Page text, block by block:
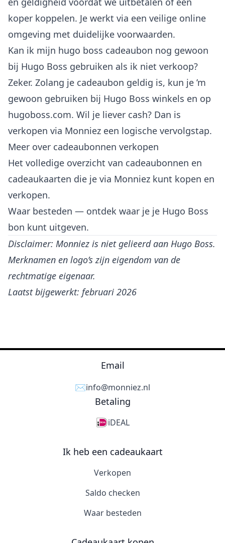
koper koppelen. Je werkt via een veilige online
omgeving met duidelijke voorwaarden.
Kan ik mijn hugo boss cadeaubon nog gewoon
bij Hugo Boss gebruiken als ik niet verkoop?
Zeker. Zolang je cadeaubon geldig is, kun je ’m
gewoon gebruiken bij Hugo Boss winkels en op
hugoboss.com. Wil je liever cash? Dan is
verkopen via Monniez een logische vervolgstap.
Meer over cadeaubonnen verkopen
Het volledige overzicht van cadeaubonnen en
cadeaukaarten die je via Monniez kunt kopen en
verkopen.
Waar besteden — ontdek waar je je Hugo Boss
bon kunt uitgeven.
Disclaimer: Monniez is niet gelieerd aan Hugo Boss.
Merknamen en logo’s zijn eigendom van de
rechtmatige eigenaar.
Laatst bijgewerkt: februari 2026
Email
✉️info@monniez.nl
Betaling
iDEAL
Ik heb een cadeaukaart
Verkopen
Saldo checken
Waar besteden